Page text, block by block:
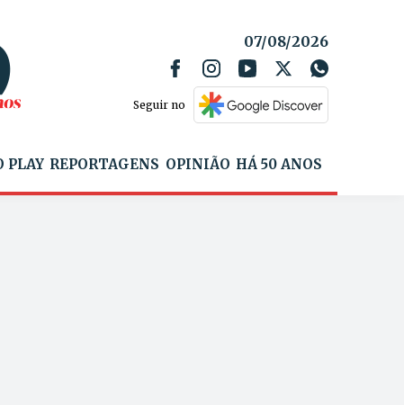
07/08/2026
Seguir no
PLAY REPORTAGENS OPINIÃO HÁ 50 ANOS